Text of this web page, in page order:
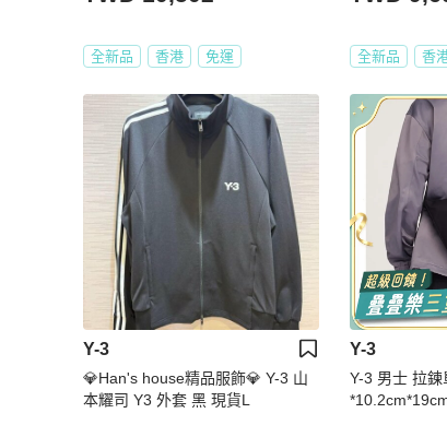
全新品 香港 免運 全新品 香
Y-3
💎Han's house精品服飾💎 Y-3 山
本耀司 Y3 外套 黑 現貨L
Y-3
Y-3 男士 拉